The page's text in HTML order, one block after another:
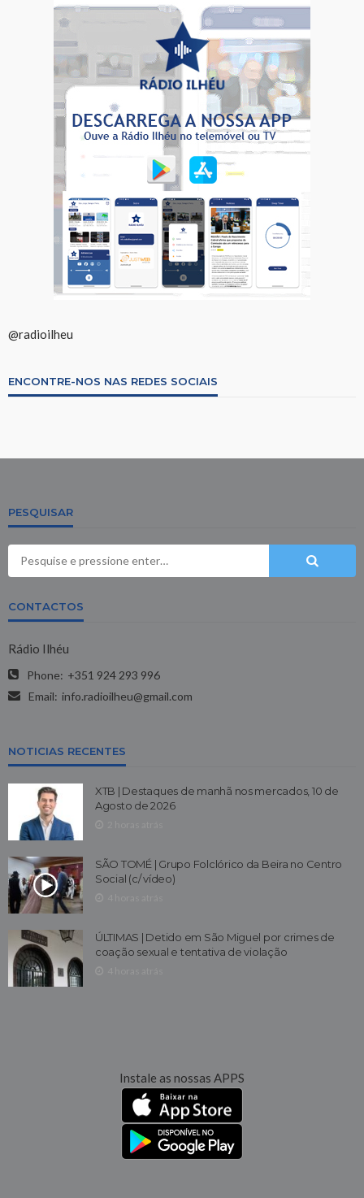
@radioilheu
ENCONTRE-NOS NAS REDES SOCIAIS
PESQUISAR
CONTACTOS
Rádio Ilhéu
Phone: +351 924 293 996
Email: info.radioilheu@gmail.com
NOTICIAS RECENTES
XTB | Destaques de manhã nos mercados, 10 de
Agosto de 2026
SÃO TOMÉ | Grupo Folclórico da Beira no Centro
Social (c/ vídeo)
ÚLTIMAS | Detido em São Miguel por crimes de
coação sexual e tentativa de violação
Instale as nossas APPS